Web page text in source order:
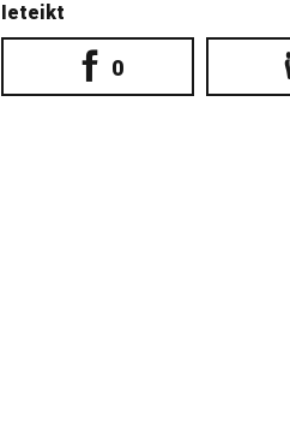
Ieteikt
0